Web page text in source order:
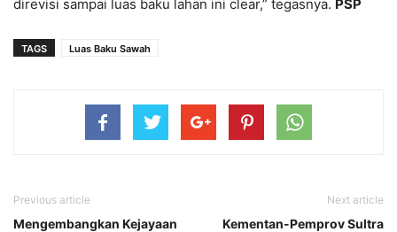
direvisi sampai luas baku lahan ini clear,” tegasnya. PSP
TAGS Luas Baku Sawah
Previous article
Mengembangkan Kejayaan
Next article
Kementan-Pemprov Sultra